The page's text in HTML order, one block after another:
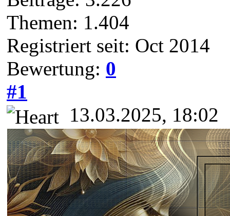
Themen: 1.404
Registriert seit: Oct 2014
Bewertung: 0
#1
13.03.2025, 18:02